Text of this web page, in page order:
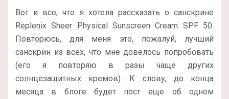
Вот и все, что я хотела рассказать о санскрине
Replenix Sheer Physical Sunscreen Cream SPF 50.
Повторюсь, для меня это, пожалуй, лучший
санскрин из всех, что мне довелось попробовать
(его я повторяю в разы чаще других
солнцезащитных кремов). К слову, до конца
месяца в блоге будет пост еще об одном